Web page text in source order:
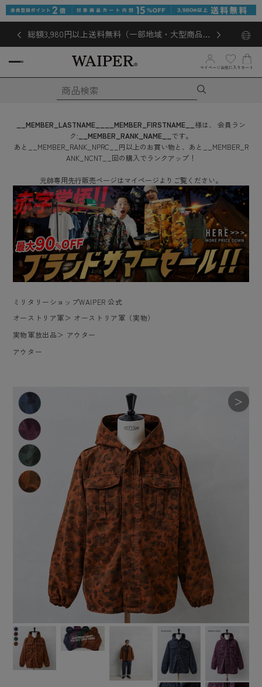
総額3,980円以上送料無料（一部地域・大型商品対
マイページ お気に入り カート
__MEMBER_LASTNAME__ __MEMBER_FIRSTNAME__ 様は、
会員ラン
ク: __MEMBER_RANK_NAME__ です。
あと
__MEMBER_RANK_NPRC__ 円以上のお買い物と、あと
__MEMBER_R
ANK_NCNT__ 回の購入でランクアップ！
元帥専用先行販売ページはマイページよりご覧ください。
ミリタリーショップWAIPER 公式
オーストリア軍＞ オーストリア軍（実物）
実物軍放出品＞ アウター
アウター
＞